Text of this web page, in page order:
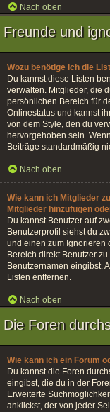
Nach oben
Freunde und
Wozu benötige ich die
Du kannst diese Listen
verwalten. Mitglieder, die
persönlichen Bereich für
Onlinestatus und kannst
von dem Style, den du
hervorgehoben sein.
Beiträge standardmäßig
Nach oben
Wie kann ich Mitglieder
Mitglieder hinzufügen
Du kannst Benutzer auf
Benutzerprofil siehst du
und einen zum Ignorieren
Bereich direkt Benutzer
Benutzernamen eingibst.
Listen entfernen.
Nach oben
Die Foren
Wie kann ich ein Forum
Du kannst die Foren
eingibst, die du in der
Erweiterte
anklickst, der von jeder